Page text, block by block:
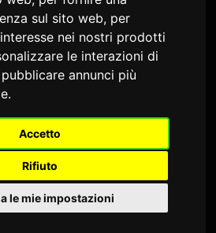
sul sito web, per
nei nostri prodotti
le interazioni di
annunci più
.
Accetto
Rifiuto
le mie impostazioni
'Nannmo
sigla dell'anime
Wasureranneyo
apertura per il prossimo